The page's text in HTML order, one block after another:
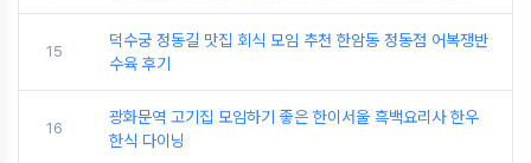
15
덕수궁 정동길 맛집 회식 모임 추천 한암동 정동점 어복쟁반
수육 후기
16
광화문역 고기집 모임하기 좋은 한이서울 흑백요리사 한우
한식 다이닝